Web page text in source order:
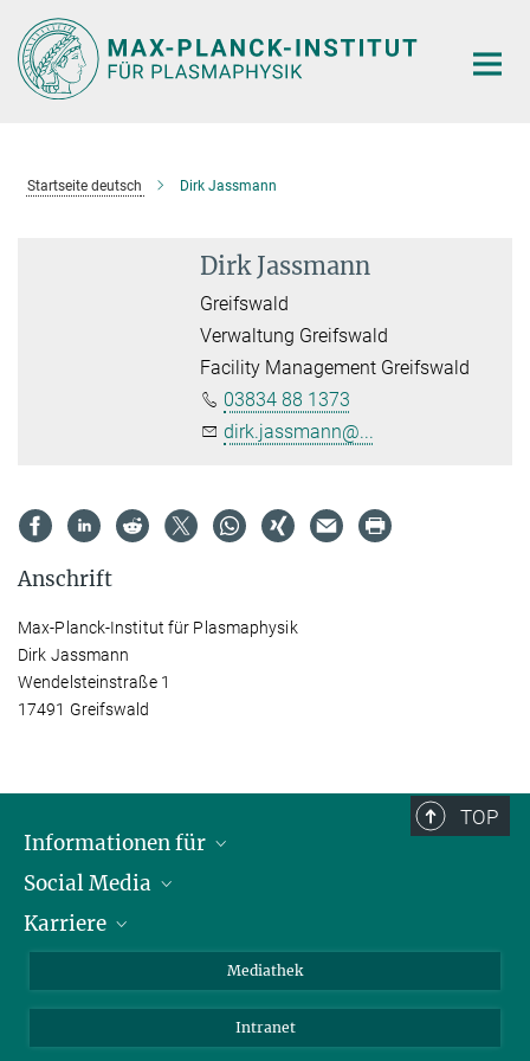
Hauptinhalt
Startseite deutsch Dirk Jassmann
Dirk Jassmann
Greifswald
Verwaltung Greifswald
Facility Management Greifswald
03834 88 1373
dirk.jassmann@...
Anschrift
Max-Planck-Institut für Plasmaphysik
Dirk Jassmann
Wendelsteinstraße 1
17491 Greifswald
TOP
Informationen für
Journalisten
Schule
Social Media
LinkedIn
Karriere
Mediathek
Intranet